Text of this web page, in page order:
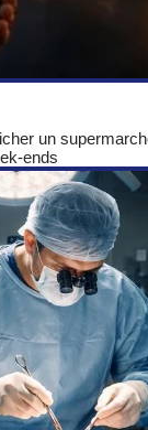
un
ends